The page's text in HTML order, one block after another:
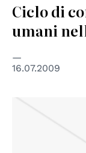
Ciclo di
umani
16.07.2009